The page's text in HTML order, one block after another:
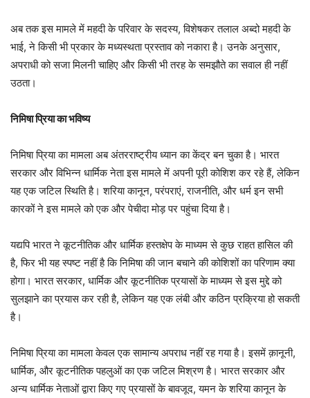
अब तक इस मामले में महदी के परिवार के सदस्य, विशेषकर तलाल अब्दो महदी के
भाई, ने किसी भी प्रकार के मध्यस्थता प्रस्ताव को नकारा है। उनके अनुसार,
अपराधी को सजा मिलनी चाहिए और किसी भी तरह के समझौते का सवाल ही नहीं
उठता।
निमिषा प्रिया का भविष्य
निमिषा प्रिया का मामला अब अंतरराष्ट्रीय ध्यान का केंद्र बन चुका है। भारत
सरकार और विभिन्न धार्मिक नेता इस मामले में अपनी पूरी कोशिश कर रहे हैं, लेकिन
यह एक जटिल स्थिति है। शरिया कानून, परंपराएं, राजनीति, और धर्म इन सभी
कारकों ने इस मामले को एक और पेचीदा मोड़ पर पहुंचा दिया है।
यद्यपि भारत ने कूटनीतिक और धार्मिक हस्तक्षेप के माध्यम से कुछ राहत हासिल की
है, फिर भी यह स्पष्ट नहीं है कि निमिषा की जान बचाने की कोशिशों का परिणाम क्या
होगा। भारत सरकार, धार्मिक और कूटनीतिक प्रयासों के माध्यम से इस मुद्दे को
सुलझाने का प्रयास कर रही है, लेकिन यह एक लंबी और कठिन प्रक्रिया हो सकती
है।
निमिषा प्रिया का मामला केवल एक सामान्य अपराध नहीं रह गया है। इसमें क़ानूनी,
धार्मिक, और कूटनीतिक पहलुओं का एक जटिल मिश्रण है। भारत सरकार और
अन्य धार्मिक नेताओं द्वारा किए गए प्रयासों के बावजूद, यमन के शरिया कानून के